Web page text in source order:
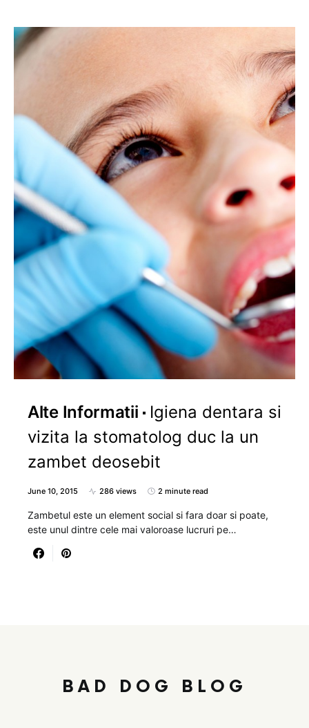
Alte Informatii
Igiena dentara si
vizita la stomatolog duc la un
zambet deosebit
June 10, 2015 286 views 2 minute read
Zambetul este un element social si fara doar si poate,
este unul dintre cele mai valoroase lucruri pe…
BAD DOG BLOG